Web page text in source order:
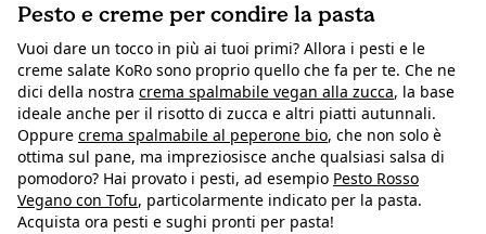
Pesto e creme per condire la pasta
Vuoi dare un tocco in più ai tuoi primi? Allora i pesti e le
creme salate KoRo sono proprio quello che fa per te. Che ne
dici della nostra crema spalmabile vegan alla zucca, la base
ideale anche per il risotto di zucca e altri piatti autunnali.
Oppure crema spalmabile al peperone bio, che non solo è
ottima sul pane, ma impreziosisce anche qualsiasi salsa di
pomodoro? Hai provato i pesti, ad esempio Pesto Rosso
Vegano con Tofu, particolarmente indicato per la pasta.
Acquista ora pesti e sughi pronti per pasta!